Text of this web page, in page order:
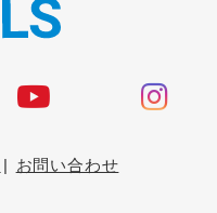
お問い合わせ